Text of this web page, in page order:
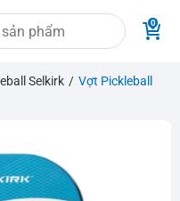
Selkirk / Vợt Pickleball